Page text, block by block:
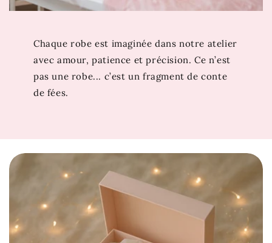
Et si votre prochain coup de cœur se trouvait juste ici
émerveille, attendez de voir les trésors de notre
collectionRobe Princesse Disney…
Chaque robe est imaginée dans notre atelier
avec amour, patience et précision. Ce n’est
pas une robe... c’est un fragment de conte
de fées.